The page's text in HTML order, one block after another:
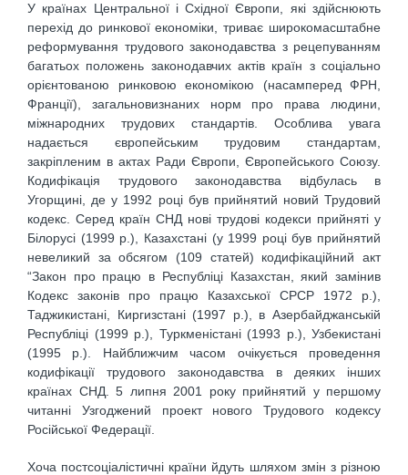
У країнах Центральної і Східної Європи, які здійснюють
перехід до ринкової економіки, триває широкомасштабне
реформування трудового законодавства з рецепуванням
багатьох положень законодавчих актів країн з соціально
орієнтованою ринковою економікою (насамперед ФРН,
Франції), загальновизнаних норм про права людини,
міжнародних трудових стандартів. Особлива увага
надається європейським трудовим стандартам,
закріпленим в актах Ради Європи, Європейського Союзу.
Кодифікація трудового законодавства відбулась в
Угорщині, де у 1992 році був прийнятий новий Трудовий
кодекс. Серед країн СНД нові трудові кодекси прийняті у
Білорусі (1999 р.), Казахстані (у 1999 році був прийнятий
невеликий за обсягом (109 статей) кодифікаційний акт
“Закон про працю в Республіці Казахстан, який замінив
Кодекс законів про працю Казахської СРСР 1972 р.),
Таджикистані, Киргизстані (1997 р.), в Азербайджанській
Республіці (1999 р.), Туркменістані (1993 р.), Узбекистані
(1995 р.). Найближчим часом очікується проведення
кодифікації трудового законодавства в деяких інших
країнах СНД. 5 липня 2001 року прийнятий у першому
читанні Узгоджений проект нового Трудового кодексу
Російської Федерації.
Хоча постсоціалістичні країни йдуть шляхом змін з різною